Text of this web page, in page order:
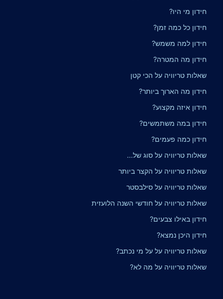
חידון מי היו?
חידון כל כמה זמן?
חידון למה משמש?
חידון מה המטרה?
שאלות טריוויה על הכי קטן
חידון מה הארוך ביותר?
חידון איזה מקצוע?
חידון במה משתמשים?
חידון כמה פעמים?
שאלות טריוויה על סוג של...
שאלות טריוויה על הקצר ביותר
שאלות טריוויה על סילבסטר
שאלות טריוויה על חודשי השנה הלועזית
חידון באילו צבעים?
חידון היכן נמצא?
שאלות טריוויה על על מי נכתב?
שאלות טריוויה על מה לא?